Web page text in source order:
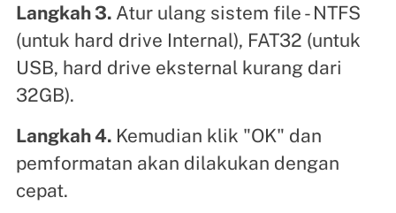
Langkah 3. Atur ulang sistem file - NTFS
(untuk hard drive Internal), FAT32 (untuk
USB, hard drive eksternal kurang dari
32GB).
Langkah 4. Kemudian klik "OK" dan
pemformatan akan dilakukan dengan
cepat.